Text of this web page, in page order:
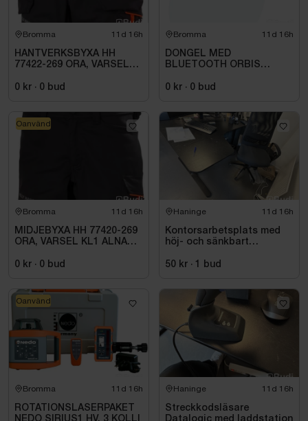
Bromma 11d 16h
HANTVERKSBYXA HH
77422-269 ORA, VARSEL
0 kr · 0 bud
Bromma 11d 16h
DONGEL MED
BLUETOOTH ORBIS
0 kr · 0 bud
Bromma 11d 16h
MIDJEBYXA HH 77420-269
ORA, VARSEL KL1 ALNA
0 kr · 0 bud
Oanvänd
Haninge 11d 16h
Kontorsarbetsplats med
höj- och sänkbart
50 kr · 1 bud
Bromma 11d 16h
ROTATIONSLASERPAKET
Oanvänd
Haninge 11d 16h
Streckkodsläsare